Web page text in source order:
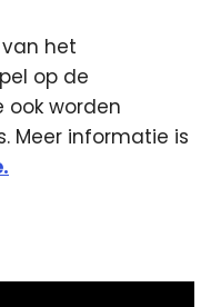
het
op de
ook worden
Meer informatie is